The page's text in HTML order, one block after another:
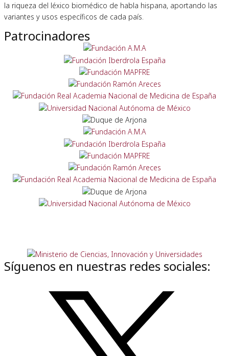
la riqueza del léxico biomédico de habla hispana, aportando las
variantes y usos específicos de cada país.
Patrocinadores
Síguenos en nuestras redes sociales: